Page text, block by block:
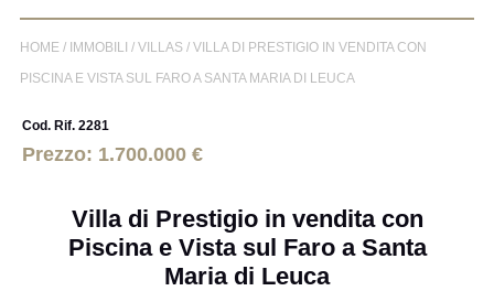
HOME / IMMOBILI / VILLAS / VILLA DI PRESTIGIO IN VENDITA CON
PISCINA E VISTA SUL FARO A SANTA MARIA DI LEUCA
Cod. Rif. 2281
Prezzo: 1.700.000 €
Villa di Prestigio in vendita con
Piscina e Vista sul Faro a Santa
Maria di Leuca